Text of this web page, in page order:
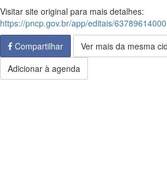
Visitar site original para mais detalhes:
https://pncp.gov.br/app/editais/
Compartilhar
Ver mais da mesma
Adicionar à agenda